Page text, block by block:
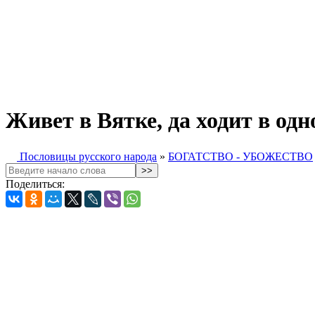
Живет в Вятке, да ходит в
Пословицы русского народа » БОГАТСТВО - УБОЖЕСТВО
Поделиться: